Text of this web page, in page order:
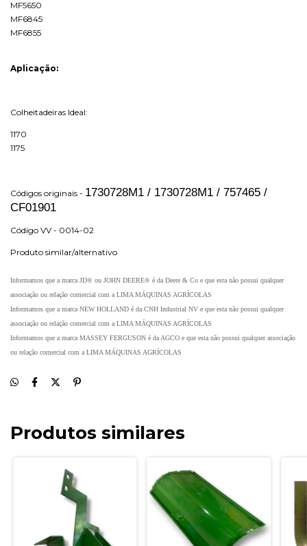
MF5650
MF6845
MF6855
Aplicação:
Colheitadeiras Ideal:
1170
1175
Códigos originais - 1730728M1 / 1730728M1 / 757465 /
CF01901
Código VV - 0014-02
Produto similar/alternativo
Informamos que a marca JD® ou JOHN DEERE® é da Deere & Co e que esta não possui qualquer
associação ou relação comercial com a LIMA MÁQUINAS AGRÍCOLAS
Informamos que a marca NEW HOLLAND é da CNH Industrial NV e que esta não possui qualquer
associação ou relação comercial com a LIMA MÁQUINAS AGRÍCOLAS
Informamos que a marca MASSEY FERGUSON é da AGCO e que esta não possui qualquer associação
ou relação comercial com a LIMA MÁQUINAS AGRÍCOLAS
Produtos similares